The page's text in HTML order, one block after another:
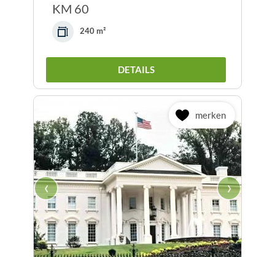
KM 60
240 m²
DETAILS
merken
‹ ›